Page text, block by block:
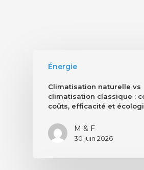
Énergie
Climatisation naturelle vs
climatisation classique :
coûts, efficacité et
M & F
30 juin 2026